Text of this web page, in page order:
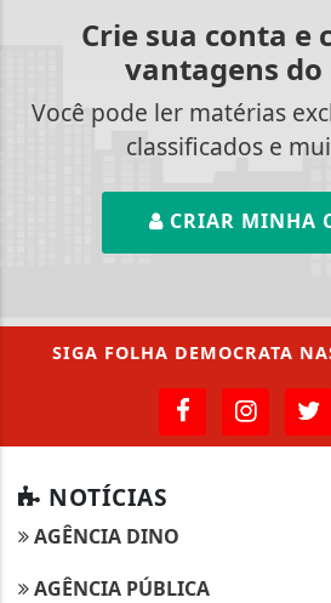
Crie sua conta e
vantagens
Você pode ler matérias
classificados e
CRIAR MINHA
SIGA FOLHA DEMOCRATA
NOTÍCIAS
AGÊNCIA DINO
AGÊNCIA PÚBLICA